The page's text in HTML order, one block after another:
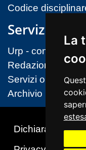
La
Codice
Servizi
Urp - contatti
Redazione sito
Servizi on-line
Archivio
Dichiarazione